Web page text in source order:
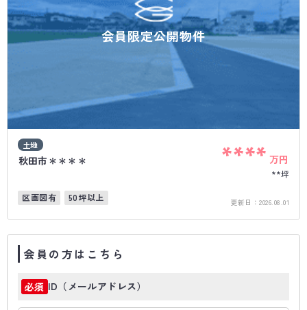
会員限定公開物件
土地
秋田市＊＊＊＊ **** 万円
**坪
区画図有
50坪以上 更新日： 2026.08.01
会員の方はこちら
必須 ID（メールアドレス）